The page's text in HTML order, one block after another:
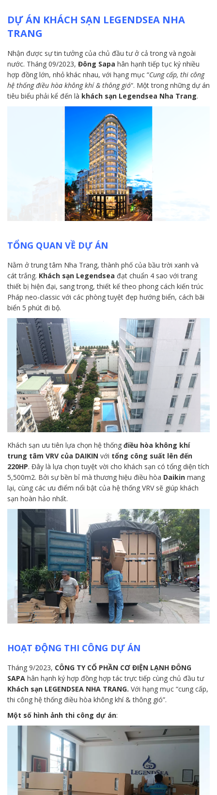
DỰ ÁN KHÁCH SẠN LEGENDSEA NHA
TRANG
Nhận được sự tin tưởng của chủ đầu tư ở cả trong và ngoài
nước. Tháng 09/2023, Đông Sapa hân hạnh tiếp tục ký nhiều
hợp đồng lớn, nhỏ khác nhau, với hạng mục “Cung cấp, thi công
hệ thống điều hòa không khí & thông gió“. Một trong những dự án
tiêu biểu phải kể đến là khách sạn Legendsea Nha Trang.
TỔNG QUAN VỀ DỰ ÁN
Nằm ở trung tâm Nha Trang, thành phố của bầu trời xanh và
cát trắng. Khách sạn Legendsea đạt chuẩn 4 sao với trang
thiết bị hiện đại, sang trọng, thiết kế theo phong cách kiến trúc
Pháp neo-classic với các phòng tuyệt đẹp hướng biển, cách bãi
biển 5 phút đi bộ.
Khách sạn ưu tiên lựa chọn hệ thống điều hòa không khí
trung tâm VRV của DAIKIN với tổng công suất lên đến
220HP. Đây là lựa chọn tuyệt vời cho khách sạn có tổng diện tích
5,500m2. Bởi sự bền bỉ mà thương hiệu điều hòa Daikin mang
lại, cùng các ưu điểm nổi bật của hệ thống VRV sẽ giúp khách
sạn hoàn hảo nhất.
HOẠT ĐỘNG THI CÔNG DỰ ÁN
Tháng 9/2023, CÔNG TY CỔ PHẦN CƠ ĐIỆN LẠNH ĐÔNG
SAPA hân hạnh ký hợp đồng hợp tác trực tiếp cùng chủ đầu tư
Khách sạn LEGENDSEA NHA TRANG. Với hạng mục “cung cấp,
thi công hệ thống điều hòa không khí & thông gió”.
Một số hình ảnh thi công dự án: